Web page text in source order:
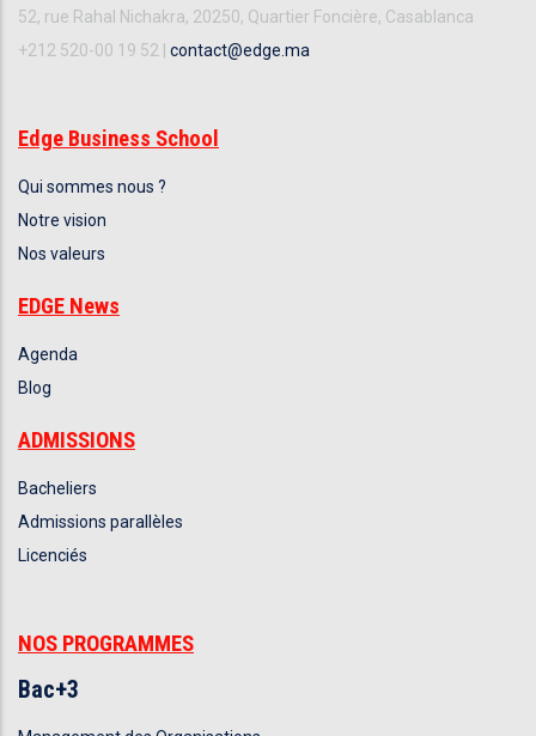
52, rue Rahal Nichakra, 20250, Quartier Foncière, Casablanca
+212 520-00 19 52 | contact@edge.ma
Edge Business School
Qui sommes nous ?
Notre vision
Nos valeurs
EDGE News
Agenda
Blog
ADMISSIONS
Bacheliers
Admissions parallèles
Licenciés
NOS PROGRAMMES
Bac+3